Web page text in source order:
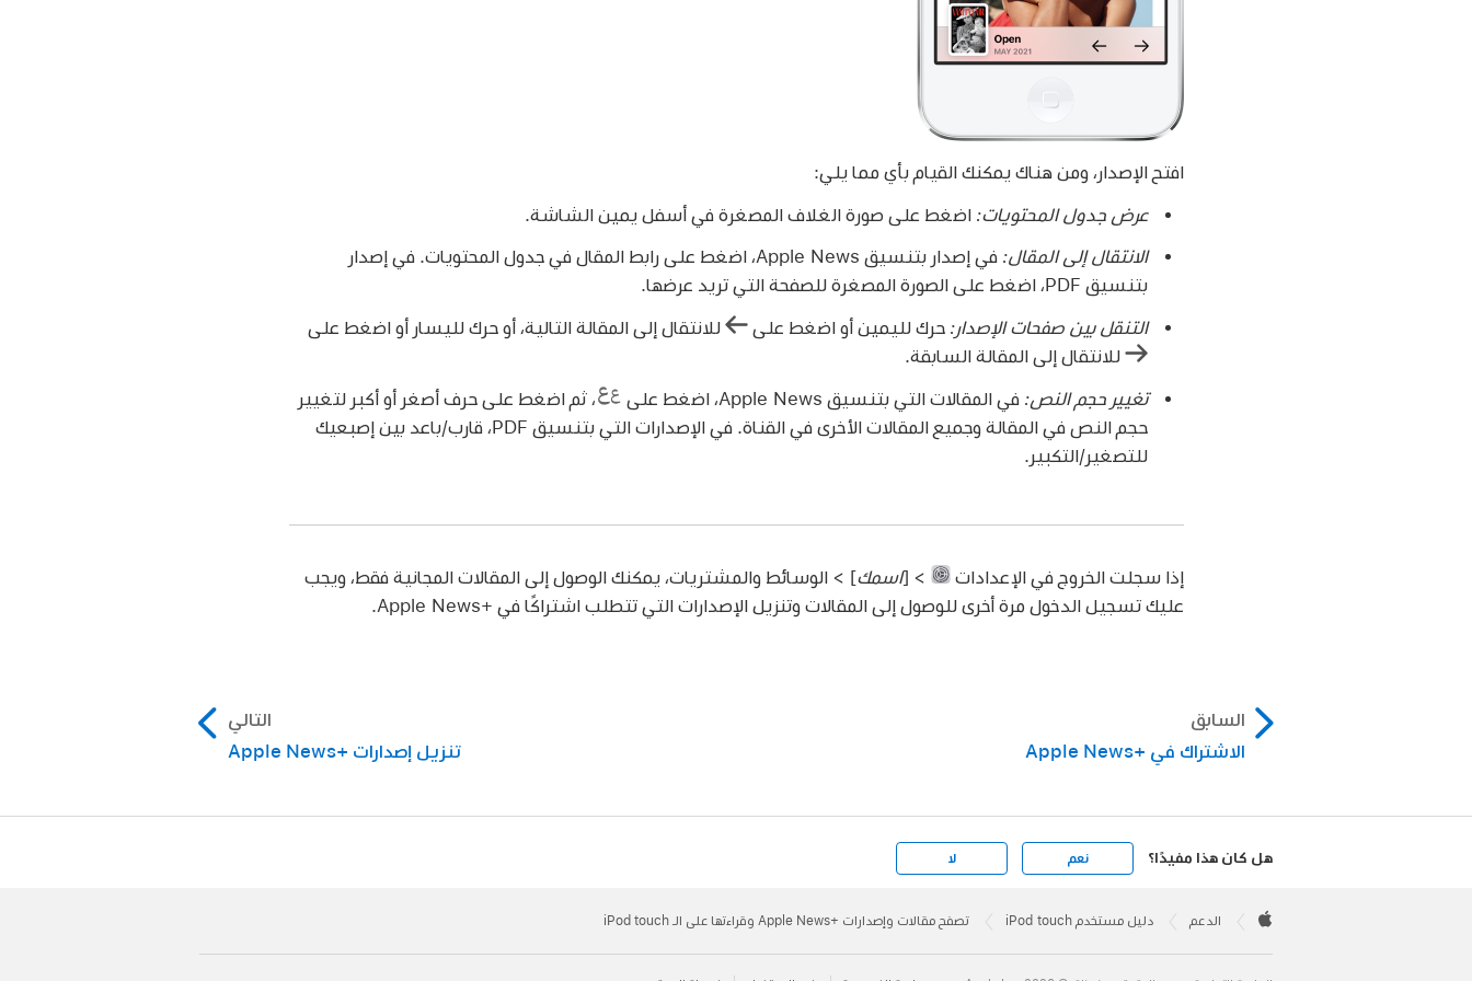
افتح الإصدار، ومن هناك يمكنك القيام بأي مما يلي:
عرض جدول المحتويات: اضغط على صورة الغلاف المصغرة في أسفل يمين الشاشة.
الانتقال إلى المقال:
في إصدار بتنسيق Apple News، اضغط على رابط المقال في جدول المحتويات. في إصدار
بتنسيق PDF، اضغط على الصورة المصغرة للصفحة التي تريد عرضها.
التنقل بين صفحات الإصدار: حرك لليمين أو اضغط على
للانتقال إلى المقالة التالية، أو حرك لليسار أو اضغط على
للانتقال إلى المقالة السابقة.
تغيير حجم النص: في المقالات التي بتنسيق Apple News، اضغط على ، ثم اضغط على حرف أصغر أو أكبر لتغيير
حجم النص في المقالة وجميع المقالات الأخرى في القناة. في الإصدارات التي بتنسيق PDF، قارب/باعد بين إصبعيك
للتصغير/التكبير.
إذا سجلت الخروج في الإعدادات > [اسمك] > الوسائط والمشتريات، يمكنك الوصول إلى المقالات المجانية فقط، ويجب
عليك تسجيل الدخول مرة أخرى للوصول إلى المقالات وتنزيل الإصدارات التي تتطلب اشتراكًا في Apple News+‎.
السابق
الاشتراك في Apple News+‎
التالي
تنزيل إصدارات Apple News+‎
هل كان هذا مفيدًا؟ نعم لا
Footer

الدعم دليل مستخدم iPod touch تصفح مقالات وإصدارات Apple News+‎ وقراءتها على الـ iPod touch